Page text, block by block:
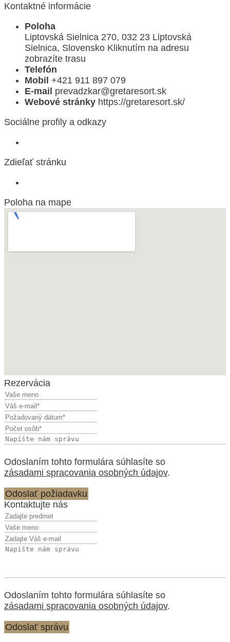
Kontaktné informácie
Poloha
Liptovská Sielnica 270, 032 23 Liptovská
Sielnica, Slovensko Kliknutím na adresu
zobrazíte trasu
Telefón
Mobil +421 911 897 079
E-mail prevadzkar@gretaresort.sk
Webové stránky https://gretaresort.sk/
Sociálne profily a odkazy
Zdieľať stránku
Poloha na mape
Rezervácia
Odoslaním tohto formulára súhlasíte so
zásadami spracovania osobných údajov.
Odoslať požiadavku
Kontaktujte nás
Odoslaním tohto formulára súhlasíte so
zásadami spracovania osobných údajov.
Odoslať správu